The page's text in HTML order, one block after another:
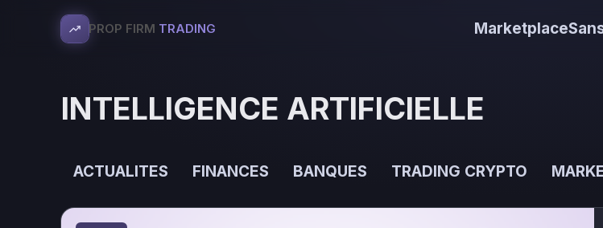
PROP FIRM TRADING Marketplace
INTELLIGENCE ARTIFICIELLE
ACTUALITES FINANCES BANQUES TRADING CRYPTO